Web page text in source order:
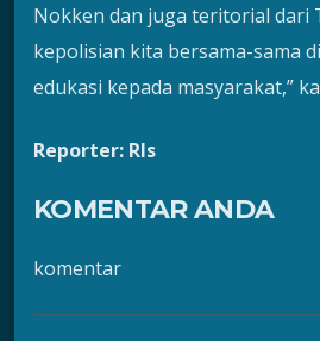
Nokken dan juga teritorial dari
kepolisian kita bersama-sama
edukasi kepada masyarakat,”
Reporter: Rls
KOMENTAR ANDA
komentar